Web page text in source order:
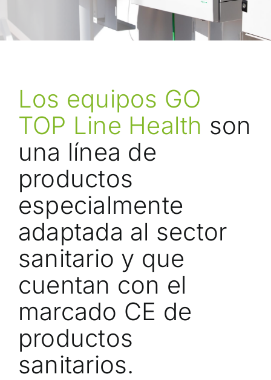
Los equipos GO
TOP Line Health son
una línea de
productos
especialmente
adaptada al sector
sanitario y que
cuentan con el
marcado CE de
productos
sanitarios.